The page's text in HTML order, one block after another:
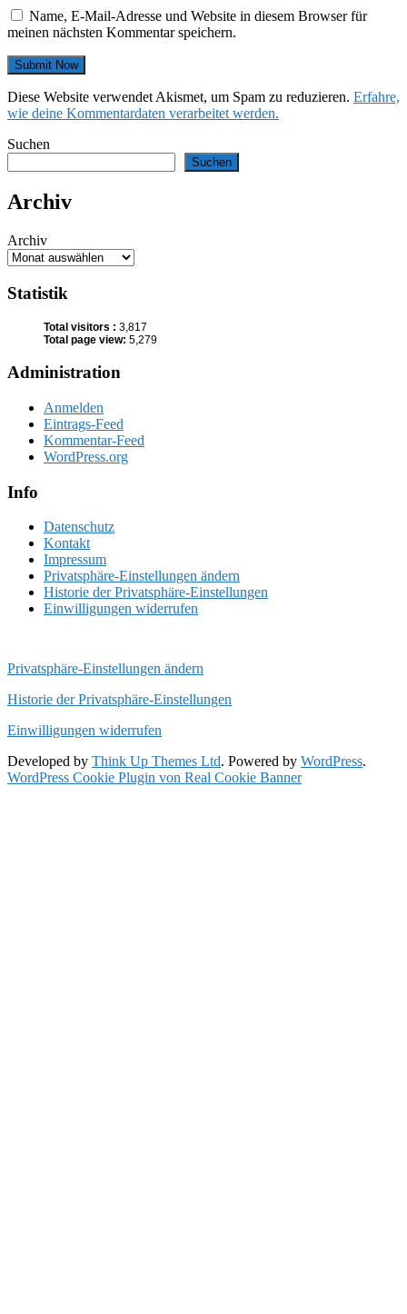
Name, E-Mail-Adresse und Website in diesem Browser für
meinen nächsten Kommentar speichern.
Diese Website verwendet Akismet, um Spam zu reduzieren. Erfahre,
wie deine Kommentardaten verarbeitet werden.
Suchen
Suchen
Archiv
Archiv
Statistik
Total visitors : 3,817
Total page view: 5,279
Administration
Anmelden
Eintrags-Feed
Kommentar-Feed
WordPress.org
Info
Datenschutz
Kontakt
Impressum
Privatsphäre-Einstellungen ändern
Historie der Privatsphäre-Einstellungen
Einwilligungen widerrufen
Privatsphäre-Einstellungen ändern
Historie der Privatsphäre-Einstellungen
Einwilligungen widerrufen
Developed by Think Up Themes Ltd. Powered by WordPress.
WordPress Cookie Plugin von Real Cookie Banner